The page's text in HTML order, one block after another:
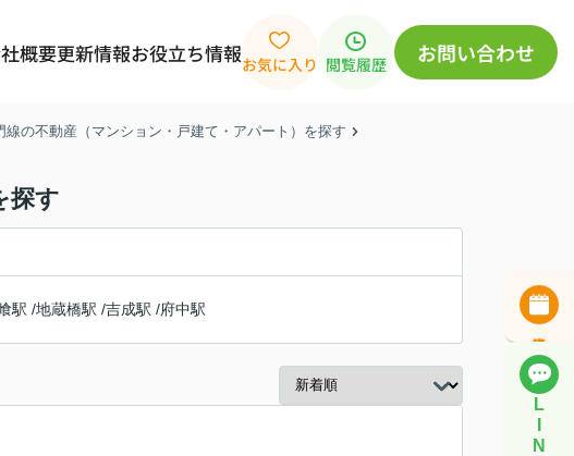
概要更新情報お役立ち情報お気に入り 閲覧履歴 お問い合わせ
L
N
線の不動産（マンション・戸建て・アパート）を探す
探す
駅 /地蔵橋駅 /吉成駅 /府中駅